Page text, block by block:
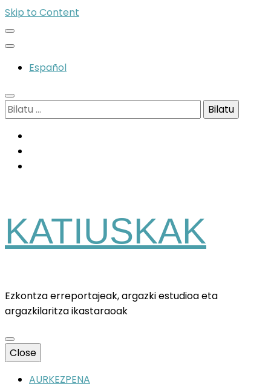
Skip to Content
Español
Bilatu:
KATIUSKAK
Ezkontza erreportajeak, argazki estudioa eta
argazkilaritza ikastaraoak
Close
AURKEZPENA